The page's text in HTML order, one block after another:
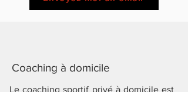
Coaching à domicile
Le coaching sportif privé à domicile est